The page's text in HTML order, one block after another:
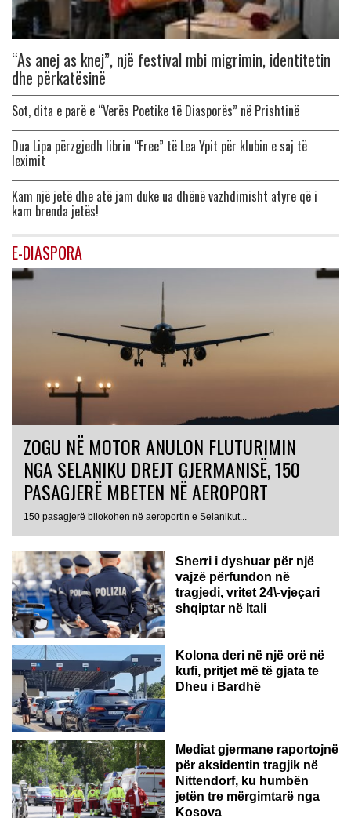
“As anej as knej”, një festival mbi migrimin, identitetin
dhe përkatësinë
Sot, dita e parë e “Verës Poetike të Diasporës” në Prishtinë
Dua Lipa përzgjedh librin “Free” të Lea Ypit për klubin e saj të
leximit
Kam një jetë dhe atë jam duke ua dhënë vazhdimisht atyre që i
kam brenda jetës!
E-DIASPORA
ZOGU NË MOTOR ANULON FLUTURIMIN
NGA SELANIKU DREJT GJERMANISË, 150
PASAGJERË MBETEN NË AEROPORT
150 pasagjerë bllokohen në aeroportin e Selanikut...
ITALI
Sherri i dyshuar për një
vajzë përfundon në
tragjedi, vritet 24\-vjeçari
shqiptar në Itali
Kolona deri në një orë në
kufi, pritjet më të gjata te
Dheu i Bardhë
GJERMANI
Mediat gjermane raportojnë
për aksidentin tragjik në
Nittendorf, ku humbën
jetën tre mërgimtarë nga
Kosova